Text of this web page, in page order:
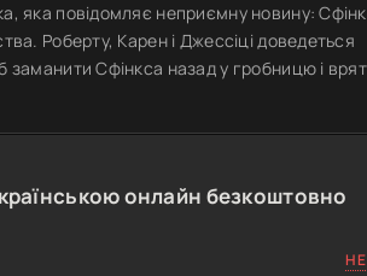
яка повідомляє неприємну новину:
Роберту, Карен і Джессіці доведеться
Сфінкса назад у гробницю і
онлайн безкоштовно